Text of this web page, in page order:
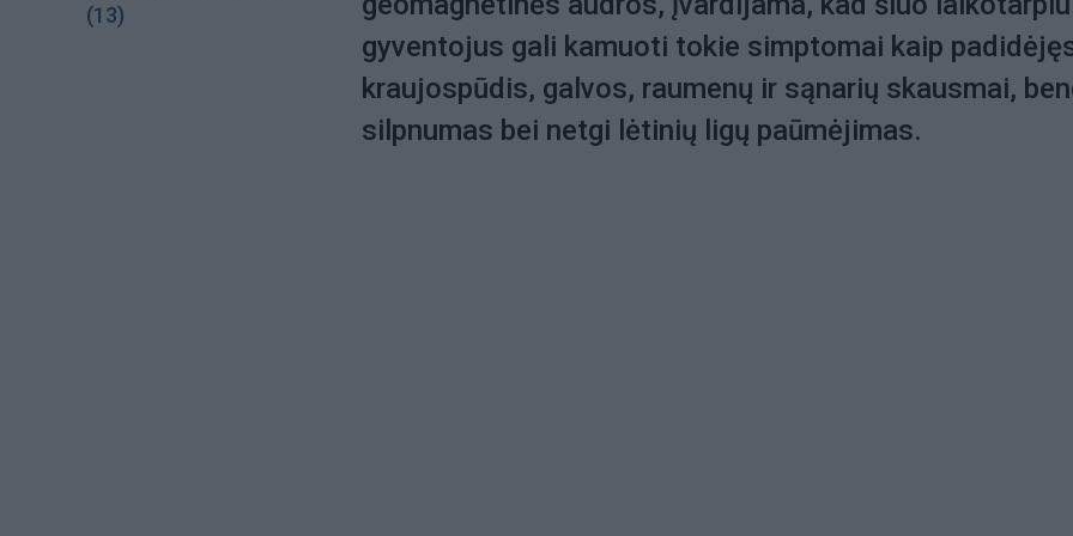
(13)
gyventojus gali kamuoti tokie simptomai kaip
kraujospūdis, galvos, raumenų ir sąnarių skausmai,
silpnumas bei netgi lėtinių ligų paūmėjimas.